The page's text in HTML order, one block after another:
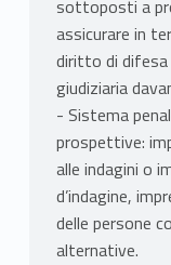
sottoposti a
assicurare in
diritto di difesa
giudiziaria
- Sistema
prospettive:
alle indagini o
d’indagine,
delle persone
alternative.